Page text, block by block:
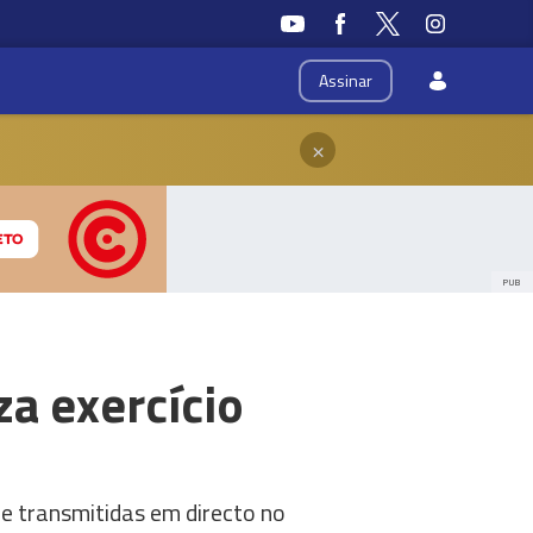
Assinar
×
PUB
exercício
transmitidas em directo no